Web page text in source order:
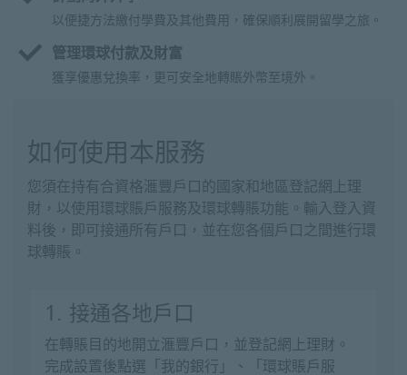
以便捷方法繳付學費及其他費用，確保順利展開留學之旅。
管理環球付款及財富
獲享優惠兌換率，更可安全地轉賬外幣至境外。
如何使用本服務
您須在持有合資格滙豐戶口的國家和地區登記網上理
財，以使用環球賬戶服務及環球轉賬功能。輸入登入資
料後，即可接通所有戶口，並在您各個戶口之間進行環
球轉賬。
1. 接通各地戶口
在轉賬目的地開立滙豐戶口，並登記網上理財。
完成設置後點選「我的銀行」、「環球賬戶服